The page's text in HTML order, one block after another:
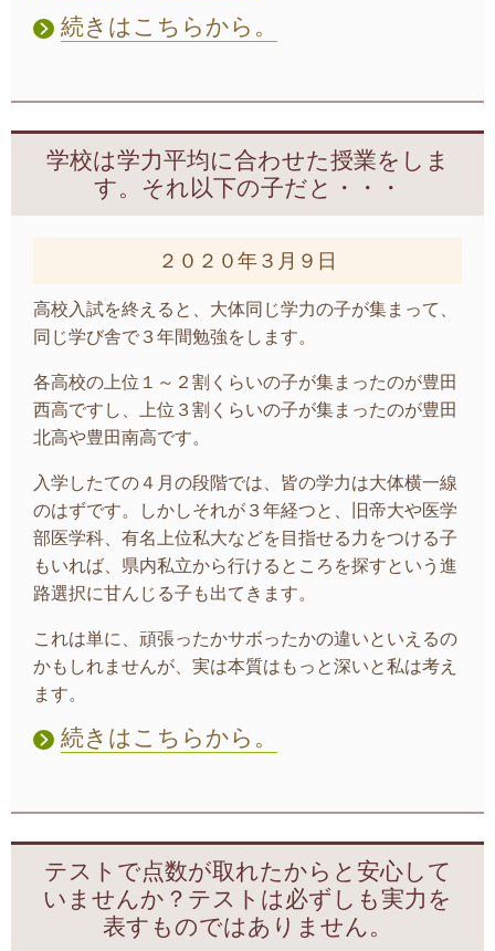
続きはこちらから。
学校は学力平均に合わせた授業をしま
す。それ以下の子だと・・・
２０２０年３月９日
高校入試を終えると、大体同じ学力の子が集まって、
同じ学び舎で３年間勉強をします。
各高校の上位１～２割くらいの子が集まったのが豊田
西高ですし、上位３割くらいの子が集まったのが豊田
北高や豊田南高です。
入学したての４月の段階では、皆の学力は大体横一線
のはずです。しかしそれが３年経つと、旧帝大や医学
部医学科、有名上位私大などを目指せる力をつける子
もいれば、県内私立から行けるところを探すという進
路選択に甘んじる子も出てきます。
これは単に、頑張ったかサボったかの違いといえるの
かもしれませんが、実は本質はもっと深いと私は考え
ます。
続きはこちらから。
テストで点数が取れたからと安心して
いませんか？テストは必ずしも実力を
表すものではありません。